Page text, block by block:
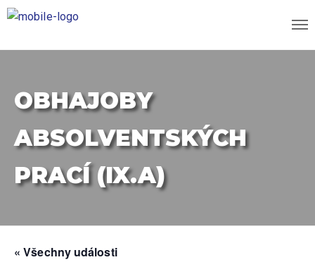
OBHAJOBY
ABSOLVENTSKÝCH
PRACÍ (IX.A)
« Všechny události